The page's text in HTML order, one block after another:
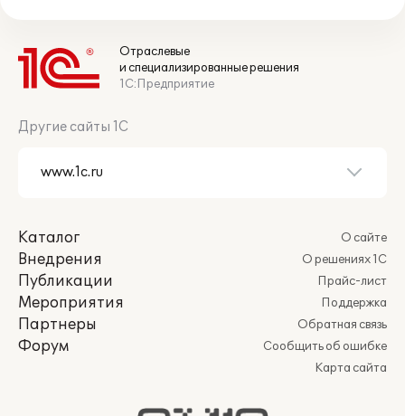
Отраслевые
и специализированные решения
1С:Предприятие
Другие сайты 1С
Каталог
Внедрения
Публикации
Мероприятия
Партнеры
Форум
О сайте
О решениях 1С
Прайс-лист
Поддержка
Обратная связь
Сообщить об ошибке
Карта сайта